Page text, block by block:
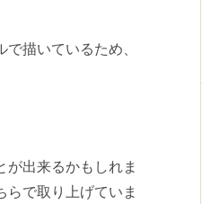
描いているため、
が出来るかもしれま
らで取り上げていま